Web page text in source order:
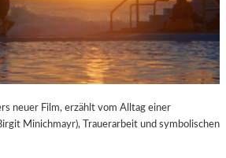
neuer Film, erzählt vom Alltag einer
Minichmayr), Trauerarbeit und symbolischen